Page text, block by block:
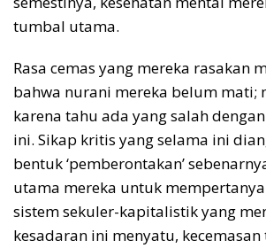
tumbal utama.
Rasa cemas yang mereka rasakan
bahwa nurani mereka belum mati;
karena tahu ada yang salah
ini. Sikap kritis yang selama ini
bentuk ‘pemberontakan’
utama mereka untuk
sistem sekuler-kapitalistik yang
kesadaran ini menyatu,